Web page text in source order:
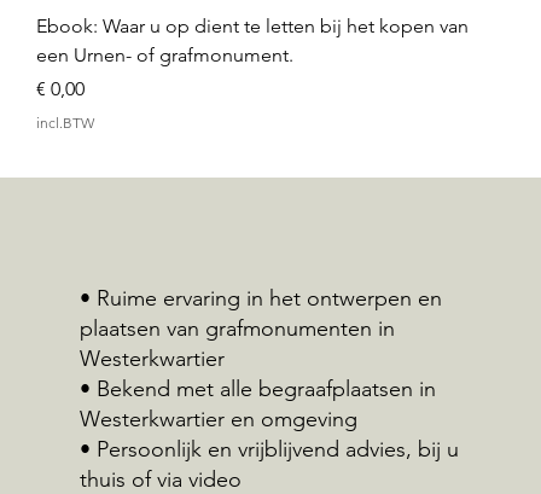
Ebook: Waar u op dient te letten bij het kopen van
een Urnen- of grafmonument.
Prijs
€ 0,00
incl.BTW
• Ruime ervaring in het ontwerpen en
plaatsen van grafmonumenten in
Westerkwartier
• Bekend met alle begraafplaatsen in
Westerkwartier en omgeving
• Persoonlijk en vrijblijvend advies, bij u
thuis of via video